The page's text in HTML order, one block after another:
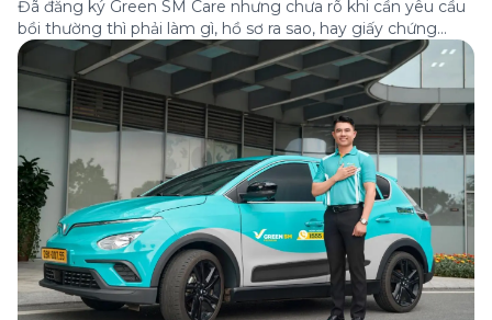
Đã đăng ký Green SM Care nhưng chưa rõ khi cần yêu cầu
bồi thường thì phải làm gì, hồ sơ ra sao, hay giấy chứng
nhận bảo hiểm tìm ở đâu? Bài viết này tổng hợp đầy đủ các
câu hỏi thường gặp nhất về quy trình bồi thường và hỗ trợ
của Green […]